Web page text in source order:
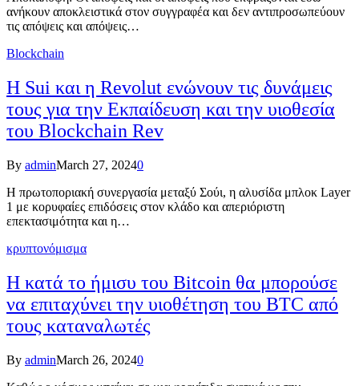
ανήκουν αποκλειστικά στον συγγραφέα και δεν αντιπροσωπεύουν
τις απόψεις και απόψεις…
Blockchain
Η Sui και η Revolut ενώνουν τις δυνάμεις
τους για την Εκπαίδευση και την υιοθεσία
του Blockchain Rev
By adminMarch 27, 20240
Η πρωτοποριακή συνεργασία μεταξύ Σούι, η αλυσίδα μπλοκ Layer
1 με κορυφαίες επιδόσεις στον κλάδο και απεριόριστη
επεκτασιμότητα και η…
κρυπτονόμισμα
Η κατά το ήμισυ του Bitcoin θα μπορούσε
να επιταχύνει την υιοθέτηση του BTC από
τους καταναλωτές
By adminMarch 26, 20240